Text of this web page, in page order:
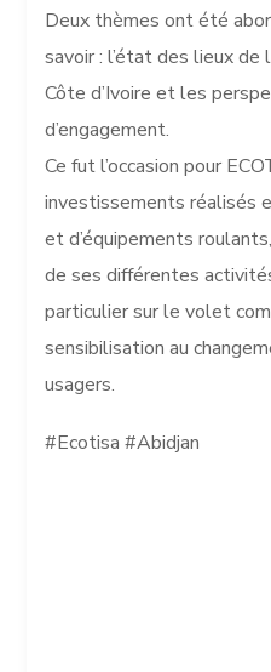
Deux thèmes ont été
savoir : l’état des lieux
Côte d’Ivoire et les
d’engagement.
Ce fut l’occasion pour
investissements réalisés
et d’équipements
de ses différentes
particulier sur le volet
sensibilisation au
usagers.
#Ecotisa #Abidjan